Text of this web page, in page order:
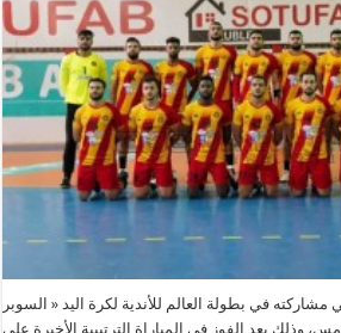
في بطولة العالم للأندية لكرة اليد « السوبر
وذلك بعد الفوز في المباراة الترتيبية الأخيرة على